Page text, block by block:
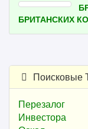
БРИТАНСКИХ
Поисковые
Перезалог
Инвестора